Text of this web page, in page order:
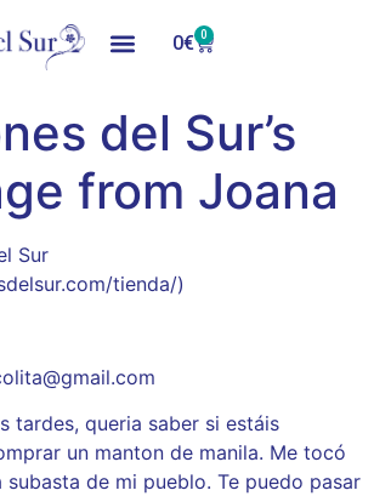
0€ 0
del Sur’s
from Joana
Sur
tienda/)
tardes, queria saber si estáis
un manton de manila. Me tocó
subasta de mi pueblo. Te puedo pasar